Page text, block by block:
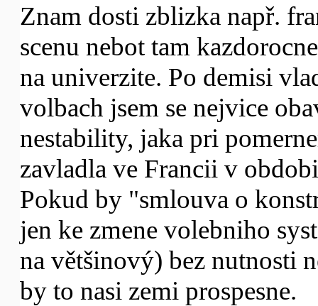
Znam dosti zblizka např.
scenu nebot tam
na univerzite. Po demisi
volbach jsem se nejvice
nestability, jaka pri
zavladla ve Francii v
Pokud by "smlouva o
jen ke zmene volebniho
na většinový) bez nutnosti
by to nasi zemi prospesne.